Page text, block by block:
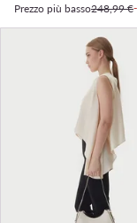
Prezzo più basso248,99 €